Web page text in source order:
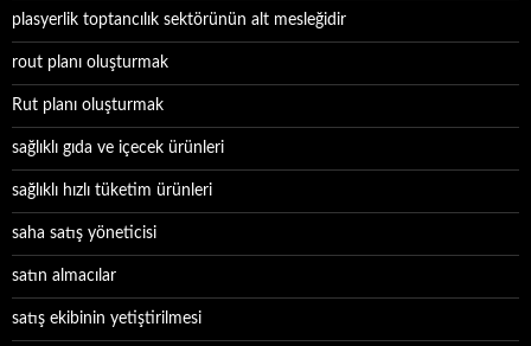
plasyerlik toptancılık sektörünün alt mesleğidir
rout planı oluşturmak
Rut planı oluşturmak
sağlıklı gıda ve içecek ürünleri
sağlıklı hızlı tüketim ürünleri
saha satış yöneticisi
satın almacılar
satış ekibinin yetiştirilmesi